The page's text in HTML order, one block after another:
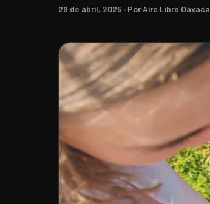
29 de abril, 2025 · Por Aire Libre Oaxaca